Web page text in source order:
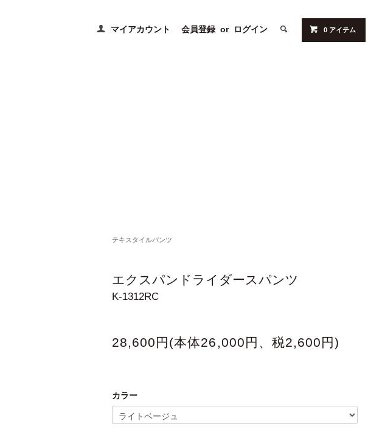
マイアカウント 会員登録 or ログイン 0 アイテム
テキスタイルパンツ
エクスパンドライダースパンツ
K-1312RC
28,600円(本体26,000円、税2,600円)
カラー